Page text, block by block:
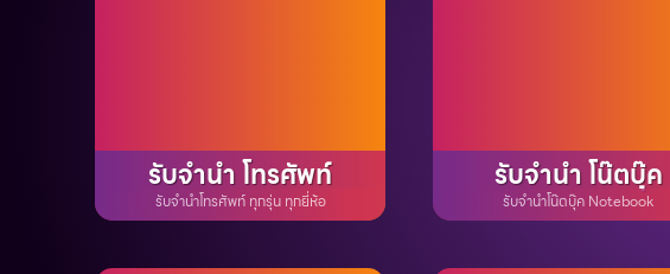
รับจำนำ โทรศัพท์
รับจำนำโทรศัพท์ ทุกรุ่น ทุกยี่ห้อ
รับจำนำ โน๊ตบุ๊ค
รับจำนำโน๊ตบุ๊ค Notebook